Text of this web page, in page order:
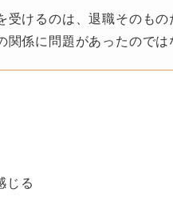
けるのは、退職そのも
係に問題があったのでは
じる